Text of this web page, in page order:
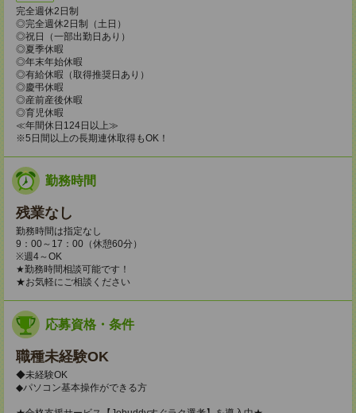
完全週休2日制
◎完全週休2日制（土日）
◎祝日（一部出勤日あり）
◎夏季休暇
◎年末年始休暇
◎有給休暇（取得推奨日あり）
◎慶弔休暇
◎産前産後休暇
◎育児休暇
≪年間休日124日以上≫
※5日間以上の長期連休取得もOK！
勤務時間
残業なし
勤務時間は指定なし
9：00～17：00（休憩60分）
※週4～OK
★勤務時間相談可能です！
★お気軽にご相談ください
応募資格・条件
職種未経験OK
◆未経験OK
◆パソコン基本操作ができる方